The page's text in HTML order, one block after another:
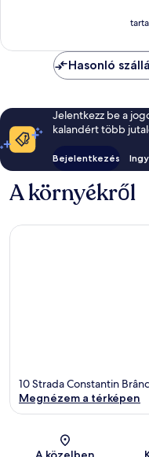
Hasonló
Jelentkezz be a
kalandért több
Bejelentkezés
A környékről
10 Strada Constantin
Megnézem a térképen